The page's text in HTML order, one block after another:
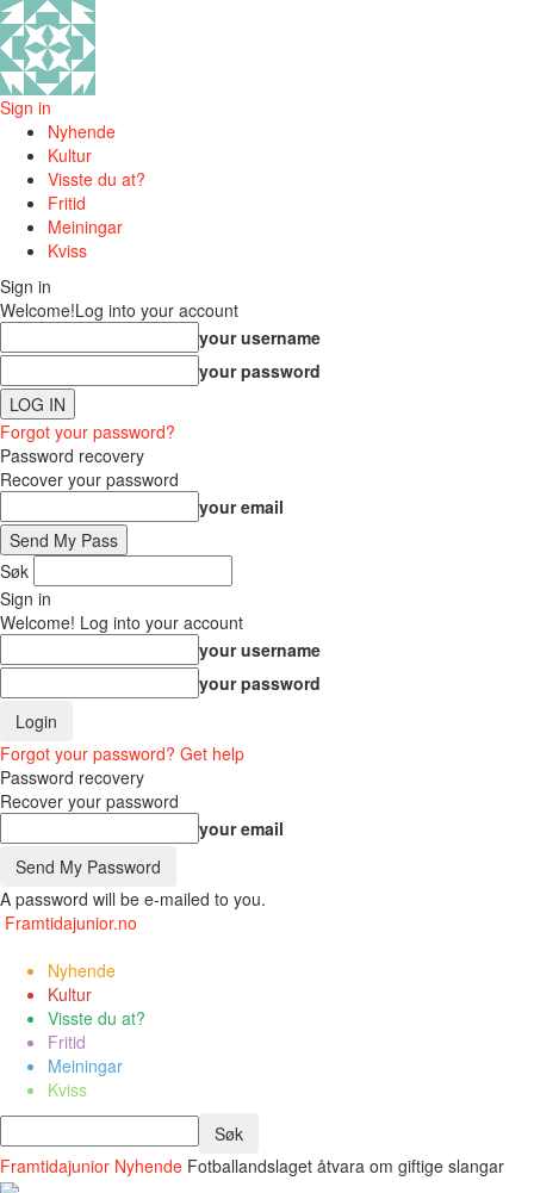
Sign in
Nyhende
Kultur
Visste du at?
Fritid
Meiningar
Kviss
Sign in
Welcome!Log into your account
your username
your password
Forgot your password?
Password recovery
Recover your password
your email
Søk
Sign in
Welcome! Log into your account
your username
your password
Forgot your password? Get help
Password recovery
Recover your password
your email
A password will be e-mailed to you.
Framtidajunior.no
Nyhende
Kultur
Visste du at?
Fritid
Meiningar
Kviss
Framtidajunior Nyhende Fotballandslaget åtvara om giftige slangar